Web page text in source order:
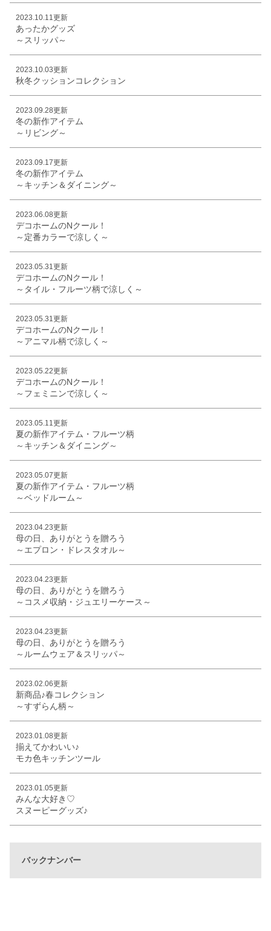
2023.10.11更新
あったかグッズ
～スリッパ～
2023.10.03更新
秋冬クッションコレクション
2023.09.28更新
冬の新作アイテム
～リビング～
2023.09.17更新
冬の新作アイテム
～キッチン＆ダイニング～
2023.06.08更新
デコホームのNクール！
～定番カラーで涼しく～
2023.05.31更新
デコホームのNクール！
～タイル・フルーツ柄で涼しく～
2023.05.31更新
デコホームのNクール！
～アニマル柄で涼しく～
2023.05.22更新
デコホームのNクール！
～フェミニンで涼しく～
2023.05.11更新
夏の新作アイテム・フルーツ柄
～キッチン＆ダイニング～
2023.05.07更新
夏の新作アイテム・フルーツ柄
～ベッドルーム～
2023.04.23更新
母の日、ありがとうを贈ろう
～エプロン・ドレスタオル～
2023.04.23更新
母の日、ありがとうを贈ろう
～コスメ収納・ジュエリーケース～
2023.04.23更新
母の日、ありがとうを贈ろう
～ルームウェア＆スリッパ～
2023.02.06更新
新商品♪春コレクション
～すずらん柄～
2023.01.08更新
揃えてかわいい♪
モカ色キッチンツール
2023.01.05更新
みんな大好き♡
スヌーピーグッズ♪
バックナンバー